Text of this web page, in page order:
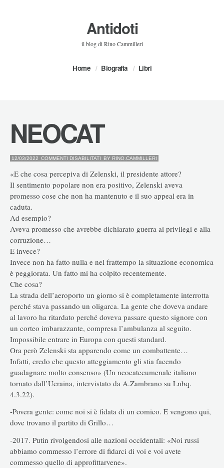
Antidoti
il blog di Rino Cammilleri
Home Biografia Libri
NEOCAT
12/03/2022 COMMENTI DISABILITATI SU
BY RINO.CAMMILLERI
«E che cosa percepiva di Zelenski, il presidente attore?
Il sentimento popolare non era positivo, Zelenski aveva
promesso cose che non ha mantenuto e il suo appeal era in
caduta.
Ad esempio?
Aveva promesso che avrebbe dichiarato guerra ai privilegi e alla
corruzione…
E invece?
Invece non ha fatto nulla e nel frattempo la situazione economica
è peggiorata. Un fatto mi ha colpito recentemente.
Che cosa?
La strada dell’aeroporto un giorno si è completamente interrotta
perché stava passando un oligarca. La gente che doveva andare
al lavoro ha ritardato perché doveva passare questo signore con
un corteo imbarazzante, compresa l’ambulanza al seguito.
Impossibile entrare in Europa con questi standard.
Ora però Zelenski sta apparendo come un combattente…
Infatti, credo che questo atteggiamento gli stia facendo
guadagnare molto consenso» (Un neocatecumenale italiano
tornato dall’Ucraina, intervistato da A.Zambrano su Lnbq.
4.3.22).
-Povera gente: come noi si è fidata di un comico. E vengono qui,
dove trovano il partito di Grillo…
-2017. Putin rivolgendosi alle nazioni occidentali: «Noi russi
abbiamo commesso l’errore di fidarci di voi e voi avete
commesso quello di approfittarvene».